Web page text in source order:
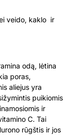
veido, kaklo ir
odą, lėtina
poras,
aliejus yra
puikiomis
ir
C. Tai
rūgštis ir jos